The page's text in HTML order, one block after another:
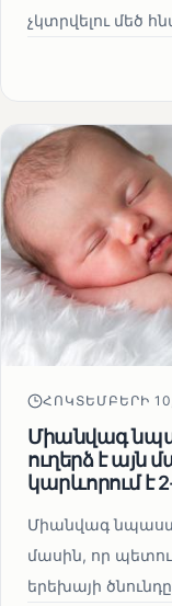
չկտրվելու մեծ
ՀՈԿՏԵՄԲԵՐԻ
Միանվագ
ուղերձ է այն
կարևորում է
Միանվագ
մասին, որ
երեխայի ծնունդը